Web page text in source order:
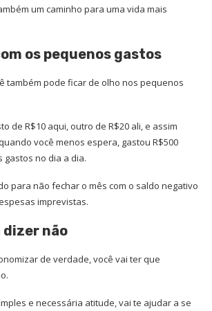
um caminho para uma vida mais
os pequenos gastos
também pode ficar de olho nos pequenos
de R$10 aqui, outro de R$20 ali, e assim
você menos espera, gastou R$500
gastos no dia a dia.
para não fechar o mês com o saldo negativo
imprevistas.
dizer não
de verdade, você vai ter que
e necessária atitude, vai te ajudar a se